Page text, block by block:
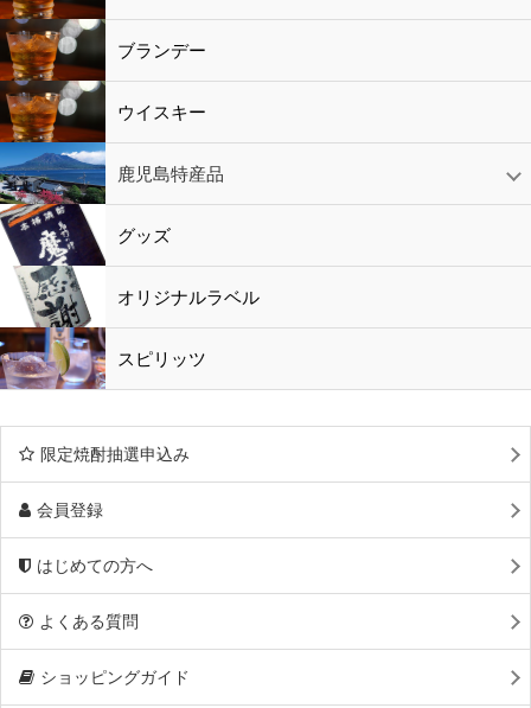
ブランデー
ウイスキー
鹿児島特産品
黒酢・酢
水
鹿児島特産品
おつまみ グッズ
オリジナルラベル
スピリッツ
限定焼酎抽選申込み
会員登録
はじめての方へ
よくある質問
ショッピングガイド